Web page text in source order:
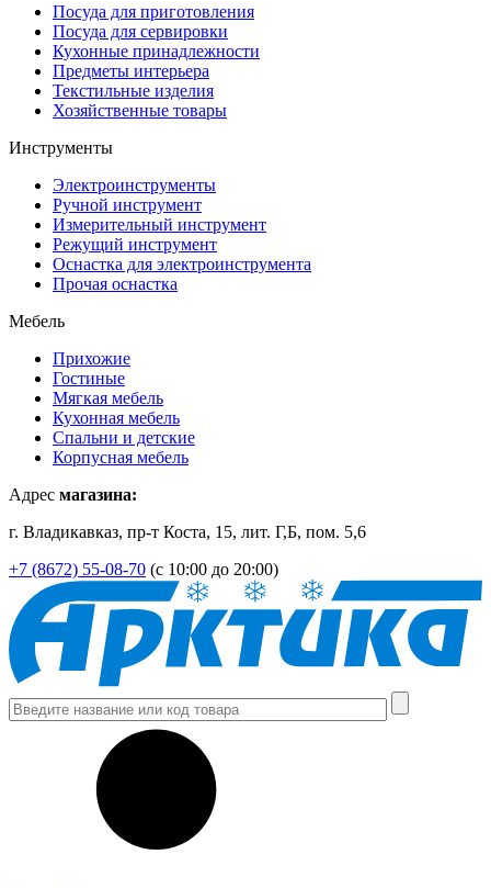
Посуда для приготовления
Посуда для сервировки
Кухонные принадлежности
Предметы интерьера
Текстильные изделия
Хозяйственные товары
Инструменты
Электроинструменты
Ручной инструмент
Измерительный инструмент
Режущий инструмент
Оснастка для электроинструмента
Прочая оснастка
Мебель
Прихожие
Гостиные
Мягкая мебель
Кухонная мебель
Спальни и детские
Корпусная мебель
Адрес магазина:
г. Владикавказ, пр-т Коста, 15, лит. Г,Б, пом. 5,6
+7 (8672) 55-08-70 (с 10:00 до 20:00)